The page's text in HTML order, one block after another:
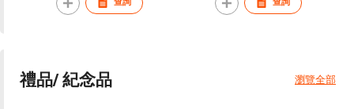
查詢 查詢
禮品/ 紀念品 瀏覽全部